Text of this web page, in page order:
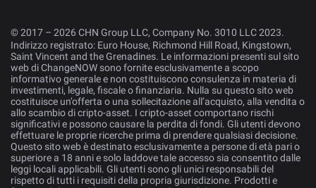
© 2017 – 2026 CHN Group LLC, Company No. 3010 LLC 2023.
Indirizzo registrato: Euro House, Richmond Hill Road, Kingstown,
Saint Vincent and the Grenadines. Le informazioni presenti sul sito
web di ChangeNOW sono fornite esclusivamente a scopo
informativo generale e non costituiscono consulenza in materia di
investimenti, legale, fiscale o finanziaria. Nulla su questo sito web
costituisce un’offerta o una sollecitazione all’acquisto, alla vendita o
allo scambio di cripto-asset. I cripto-asset comportano rischi
significativi e possono causare la perdita di fondi. Gli utenti devono
effettuare le proprie ricerche prima di prendere qualsiasi decisione.
Questo sito web è destinato esclusivamente a persone di età pari o
superiore a 18 anni e solo laddove tale accesso sia consentito dalle
leggi locali applicabili. Gli utenti sono gli unici responsabili del
rispetto di tutti i requisiti della propria giurisdizione. Prodotti e